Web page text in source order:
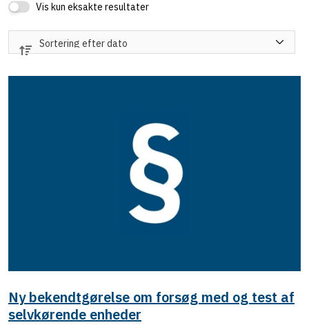
Vis kun eksakte resultater
Ny bekendtgørelse om forsøg med og test af
selvkørende enheder